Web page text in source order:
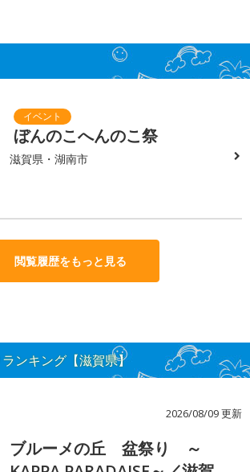
ぼんのこへんのこ祭
滋賀県・湖南市
閲覧履歴をもっと見る
ンキング【滋賀県】
2026/08/09 更新
ブルーメの丘 盆祭り ～